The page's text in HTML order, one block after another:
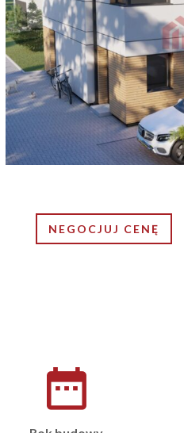
NEGOCJUJ CENĘ